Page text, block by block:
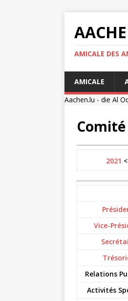
AMICALE DES
AMICALE
Aachen.lu - die Al
Comité
2021
Vice-
Relations
Activités